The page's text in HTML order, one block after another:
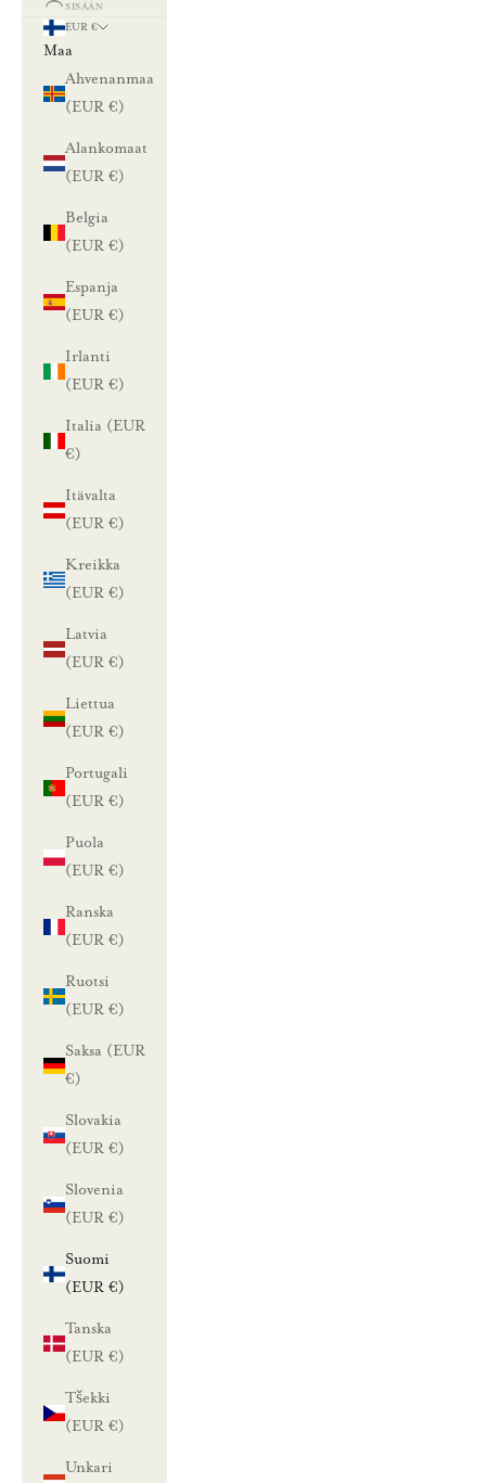
SISÄÄN
EUR €
Maa
Ahvenanmaa
(EUR €)
Alankomaat
(EUR €)
Belgia
(EUR €)
Espanja
(EUR €)
Irlanti
(EUR €)
Italia (EUR
€)
Itävalta
(EUR €)
Kreikka
(EUR €)
Latvia
(EUR €)
Liettua
(EUR €)
Portugali
(EUR €)
Puola
(EUR €)
Ranska
(EUR €)
Ruotsi
(EUR €)
Saksa (EUR
€)
Slovakia
(EUR €)
Slovenia
(EUR €)
Suomi
(EUR €)
Tanska
(EUR €)
Tšekki
(EUR €)
Unkari